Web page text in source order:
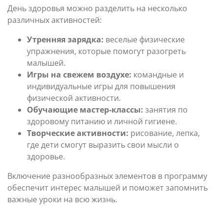
День здоровья можно разделить на несколько
различных активностей:
Утренняя зарядка: веселые физические
упражнения, которые помогут разогреть
малышей.
Игры на свежем воздухе: командные и
индивидуальные игры для повышения
физической активности.
Обучающие мастер-классы: занятия по
здоровому питанию и личной гигиене.
Творческие активности: рисование, лепка,
где дети смогут выразить свои мысли о
здоровье.
Включение разнообразных элементов в программу
обеспечит интерес малышей и поможет запомнить
важные уроки на всю жизнь.